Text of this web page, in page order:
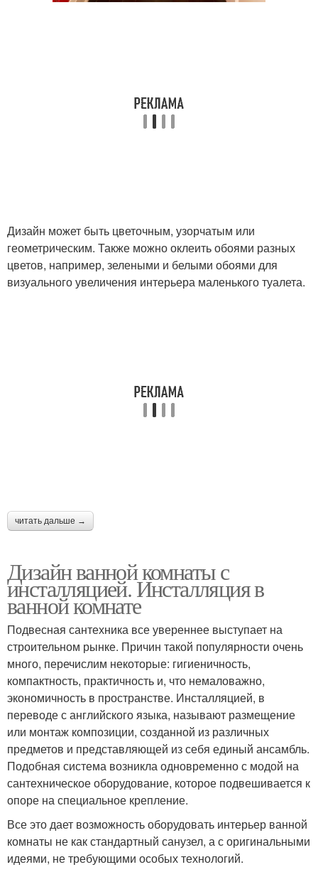
Дизайн может быть цветочным, узорчатым или
геометрическим. Также можно оклеить обоями разных
цветов, например, зелеными и белыми обоями для
визуального увеличения интерьера маленького туалета.
читать дальше →
Дизайн ванной комнаты с
инсталляцией. Инсталляция в
ванной комнате
Подвесная сантехника все увереннее выступает на
строительном рынке. Причин такой популярности очень
много, перечислим некоторые: гигиеничность,
компактность, практичность и, что немаловажно,
экономичность в пространстве. Инсталляцией, в
переводе с английского языка, называют размещение
или монтаж композиции, созданной из различных
предметов и представляющей из себя единый ансамбль.
Подобная система возникла одновременно с модой на
сантехническое оборудование, которое подвешивается к
опоре на специальное крепление.
Все это дает возможность оборудовать интерьер ванной
комнаты не как стандартный санузел, а с оригинальными
идеями, не требующими особых технологий.